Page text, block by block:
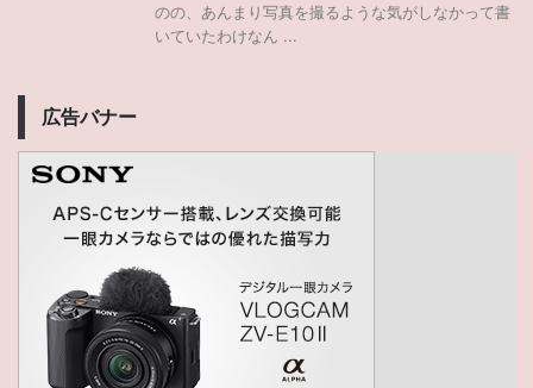
のの、あんまり写真を撮るような気がしなかって書
いていたわけなん ...
広告バナー